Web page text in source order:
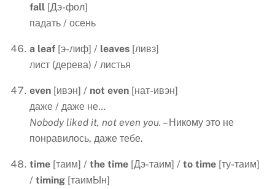
fall [Дэ-фол]
падать / осень
a leaf [э-лиф] / leaves [ливз]
лист (дерева) / листья
even [ивэн] / not even [нат-ивэн]
даже / даже не…
Nobody liked it, not even you. – Никому это не
понравилось, даже тебе.
time [таим] / the time [Дэ-таим] / to time [ту-таим]
/ timing [таимЫн]